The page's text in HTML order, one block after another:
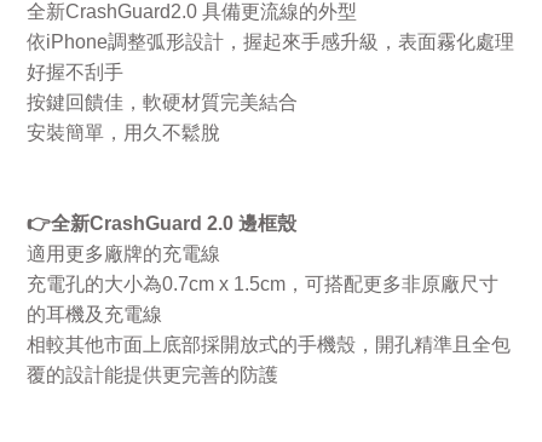
全新CrashGuard2.0 具備更流線的外型
依iPhone調整弧形設計，握起來手感升級，表面霧化處理
好握不刮手
按鍵回饋佳，軟硬材質完美結合
安裝簡單，用久不鬆脫
👉全新CrashGuard 2.0 邊框殼
適用更多廠牌的充電線
充電孔的大小為0.7cm x 1.5cm ，可搭配更多非原廠尺寸
的耳機及充電線
相較其他市面上底部採開放式的手機殼，開孔精準且全包
覆的設計能提供更完善的防護